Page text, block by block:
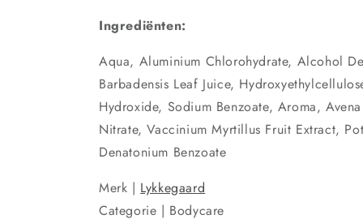
Ingrediënten:
Aqua, Aluminium Chlorohydrate, Alcohol
Barbadensis Leaf Juice,
Hydroxide, Sodium Benzoate, Aroma,
Nitrate, Vaccinium Myrtillus Fruit Extract,
Denatonium Benzoate
Merk | Lykkegaard
Categorie | Bodycare